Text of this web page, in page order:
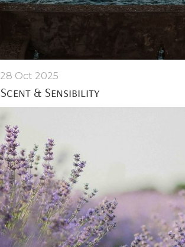
28 Oct 2025
Scent & Sensibility